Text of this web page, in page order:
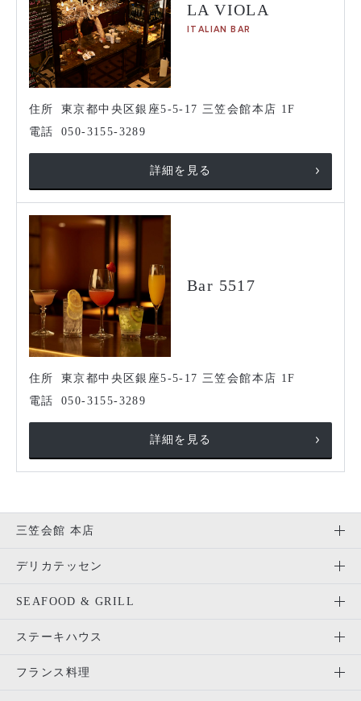
LA VIOLA
ITALIAN BAR
住所
東京都中央区銀座5-5-17 三笠会館本店 1F
電話
050-3155-3289
詳細を見る
Bar 5517
住所
東京都中央区銀座5-5-17 三笠会館本店 1F
電話
050-3155-3289
詳細を見る
三笠会館 本店
デリカテッセン
SEAFOOD & GRILL
ステーキハウス
フランス料理